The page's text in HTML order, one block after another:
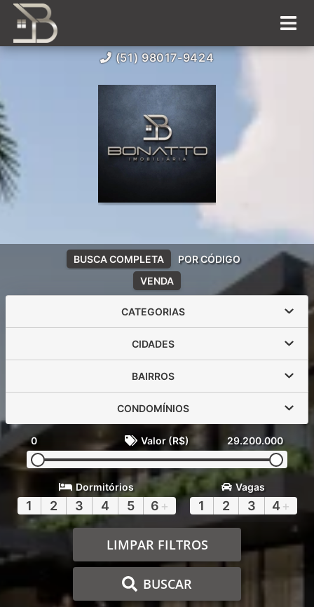
(51) 98017-9424
VENDA
BUSCA COMPLETA POR CÓDIGO
CATEGORIAS
CIDADES
BAIRROS
CONDOMÍNIOS
0 Valor (R$) 29.200.000
Dormitórios
1 2 3 4 5 6 +
Vagas
1 2 3 4 +
LIMPAR FILTROS
BUSCAR